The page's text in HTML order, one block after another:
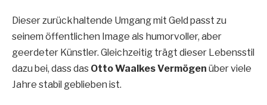
Dieser zurückhaltende Umgang mit Geld passt zu
seinem öffentlichen Image als humorvoller, aber
geerdeter Künstler. Gleichzeitig trägt dieser Lebensstil
dazu bei, dass das Otto Waalkes Vermögen über viele
Jahre stabil geblieben ist.